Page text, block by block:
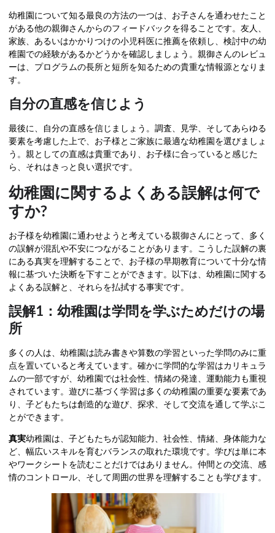
幼稚園について知る最良の方法の一つは、お子さんを通わせたこと
がある他の親御さんからのフィードバックを得ることです。友人、
家族、あるいはかかりつけの小児科医に推薦を依頼し、検討中の幼
稚園での経験があるかどうかを確認しましょう。親御さんのレビュ
ーは、プログラムの長所と短所を知るための貴重な情報源となりま
す。
自分の直感を信じよう
最後に、自分の直感を信じましょう。調査、見学、そしてあらゆる
要素を考慮した上で、お子様とご家族に最適な幼稚園を選びましょ
う。親としての直感は貴重であり、お子様に合っていると感じた
ら、それはきっと良い選択です。
幼稚園に関するよくある誤解は何で
すか?
お子様を幼稚園に通わせようと考えている親御さんにとって、多く
の誤解が混乱や不安につながることがあります。こうした誤解の裏
にある真実を理解することで、お子様の早期教育について十分な情
報に基づいた決断を下すことができます。以下は、幼稚園に関する
よくある誤解と、それらを払拭する事実です。
誤解1：幼稚園は学問を学ぶためだけの場
所
多くの人は、幼稚園は読み書きや算数の学習といった学問のみに重
点を置いていると考えています。確かに学問的な学習はカリキュラ
ムの一部ですが、幼稚園では社会性、情緒の発達、運動能力も重視
されています。遊びに基づく学習は多くの幼稚園の重要な要素であ
り、子どもたちは創造的な遊び、探求、そして交流を通して学ぶこ
とができます。
真実幼稚園は、子どもたちが認知能力、社会性、情緒、身体能力な
ど、幅広いスキルを育むバランスの取れた環境です。学びは単に本
やワークシートを読むことだけではありません。仲間との交流、感
情のコントロール、そして周囲の世界を理解することも学びます。